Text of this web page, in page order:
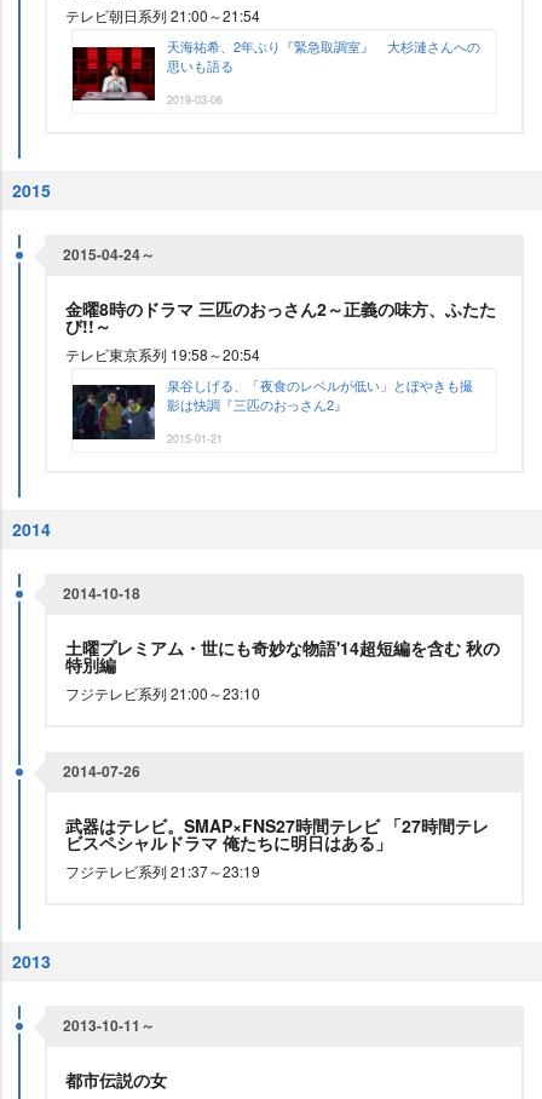
テレビ朝日系列 21:00～21:54
天海祐希、2年ぶり『緊急取調室』 大杉漣さんへの
思いも語る
2019-03-06
2015
2015-04-24～
金曜8時のドラマ 三匹のおっさん2～正義の味方、ふたた
び!!～
テレビ東京系列 19:58～20:54
泉谷しげる、「夜食のレベルが低い」とぼやきも撮
影は快調『三匹のおっさん2』
2015-01-21
2014
2014-10-18
土曜プレミアム・世にも奇妙な物語'14超短編を含む 秋の
特別編
フジテレビ系列 21:00～23:10
2014-07-26
武器はテレビ。SMAP×FNS27時間テレビ 「27時間テレ
ビスペシャルドラマ 俺たちに明日はある」
フジテレビ系列 21:37～23:19
2013
2013-10-11～
都市伝説の女